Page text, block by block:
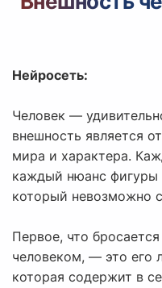
Нейросеть:
Человек —
внешность является
мира и характера.
каждый нюанс фигуры
который невозможно
Первое, что
человеком, — это его
которая содержит в